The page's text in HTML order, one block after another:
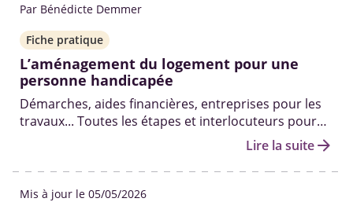
Par Bénédicte Demmer
Fiche pratique
L’aménagement du logement pour une
personne handicapée
Démarches, aides financières, entreprises pour les
travaux... Toutes les étapes et interlocuteurs pour
vous aider à aménager le logement de votre proche
Lire la suitearrow_forward
Mis à jour le 05/05/2026